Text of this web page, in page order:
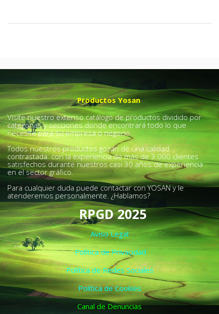
Productos Yosan
Visite nuestro extenso catálogo de productos dividido por
categorías y secciones donde encontrará todo lo que
necesite para su empresa o negocio.
Todos nuestros productos gozan de una calidad
contrastada con la experiencia de más de 3.000 clientes
satisfechos durante nuestros casi 30 años de experiencia
en el sector gráfico.
Para cualquier duda puede contactar con YOSAN y le
atenderemos personalmente. ¿Hablamos?
RPGD 2025
Aviso Legal
Política de Privacidad
Política de Redes Sociales
Política de Cookies
Canal de Denuncias